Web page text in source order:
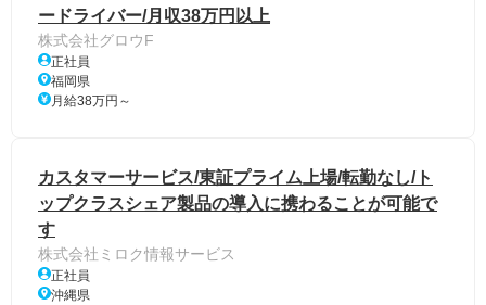
ードライバー/月収38万円以上
株式会社グロウF
正社員
福岡県
月給38万円～
カスタマーサービス/東証プライム上場/転勤なし/ト
ップクラスシェア製品の導入に携わることが可能で
す
株式会社ミロク情報サービス
正社員
沖縄県